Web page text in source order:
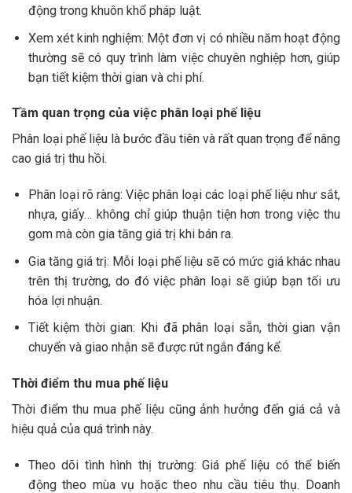
động trong khuôn khổ pháp luật.
Xem xét kinh nghiệm: Một đơn vị có nhiều năm hoạt động
thường sẽ có quy trình làm việc chuyên nghiệp hơn, giúp
bạn tiết kiệm thời gian và chi phí.
Tầm quan trọng của việc phân loại phế liệu
Phân loại phế liệu là bước đầu tiên và rất quan trọng để nâng
cao giá trị thu hồi.
Phân loại rõ ràng: Việc phân loại các loại phế liệu như sắt,
nhựa, giấy… không chỉ giúp thuận tiện hơn trong việc thu
gom mà còn gia tăng giá trị khi bán ra.
Gia tăng giá trị: Mỗi loại phế liệu sẽ có mức giá khác nhau
trên thị trường, do đó việc phân loại sẽ giúp bạn tối ưu
hóa lợi nhuận.
Tiết kiệm thời gian: Khi đã phân loại sẵn, thời gian vận
chuyển và giao nhận sẽ được rút ngắn đáng kể.
Thời điểm thu mua phế liệu
Thời điểm thu mua phế liệu cũng ảnh hưởng đến giá cả và
hiệu quả của quá trình này.
Theo dõi tình hình thị trường: Giá phế liệu có thể biến
động theo mùa vụ hoặc theo nhu cầu tiêu thụ. Doanh